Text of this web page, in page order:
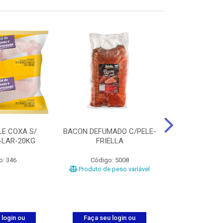
COXA S/
20KG
346
login ou
BACON DEFUMADO C/PELE-
FRIELLA
Código: 5008
Produto de peso variável
Faça seu login ou